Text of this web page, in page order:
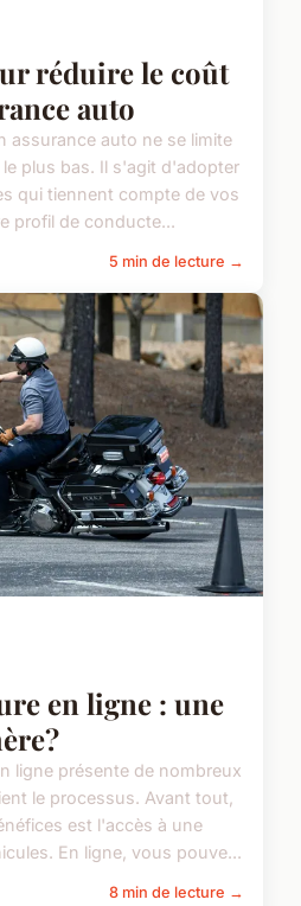
réduire le coût
auto
assurance auto ne se limite
plus bas. Il s'agit d'adopter
qui tiennent compte de vos
profil de conducte...
5 min de lecture →
en ligne : une
ligne présente de nombreux
le processus. Avant tout,
est l'accès à une
En ligne, vous pouve...
8 min de lecture →